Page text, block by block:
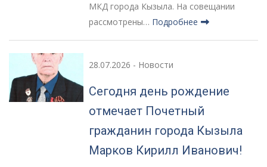
МКД города Кызыла. На совещании
рассмотрены… Подробнее
28.07.2026 - Новости
Сегодня день рождение
отмечает Почетный
гражданин города Кызыла
Марков Кирилл Иванович!